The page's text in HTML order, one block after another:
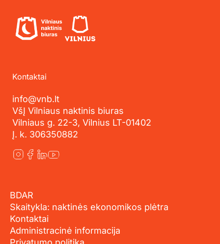
Kontaktai
info@vnb.lt
VšĮ Vilniaus naktinis biuras
Vilniaus g. 22-3, Vilnius LT-01402
Į. k. 306350882
BDAR
Skaitykla: naktinės ekonomikos plėtra
Kontaktai
Administracinė informacija